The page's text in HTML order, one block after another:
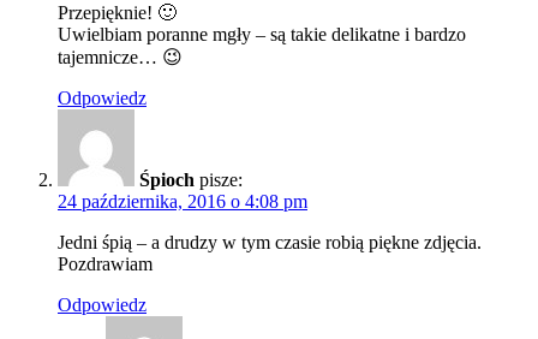
Przepięknie! 🙂
Uwielbiam poranne mgły – są takie delikatne i bardzo
tajemnicze… 😉
Odpowiedz
Śpioch pisze:
24 października, 2016 o 4:08 pm
Jedni śpią – a drudzy w tym czasie robią piękne zdjęcia.
Pozdrawiam
Odpowiedz